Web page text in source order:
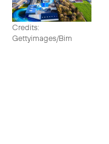
Credits:
Gettyimages/Bim